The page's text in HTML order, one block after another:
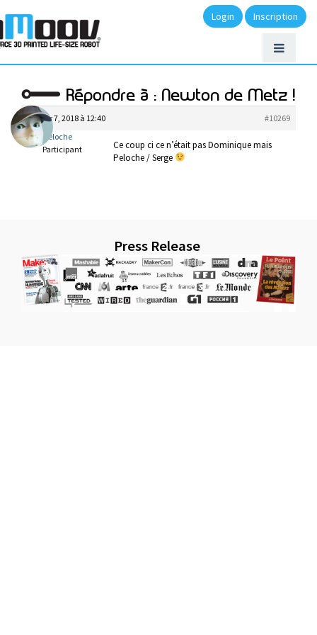
Login Inscription
Répondre à : Newton de Metz !
janvier 7, 2018 à 12:40
#10269
Peloche
Participant
Ce coup ci ce n’était pas Dominique mais
Peloche / Serge
Press Release